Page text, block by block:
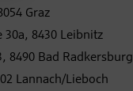
Graz
30a, 8430 Leibnitz
8490 Bad Radkersburg
Lannach/Lieboch